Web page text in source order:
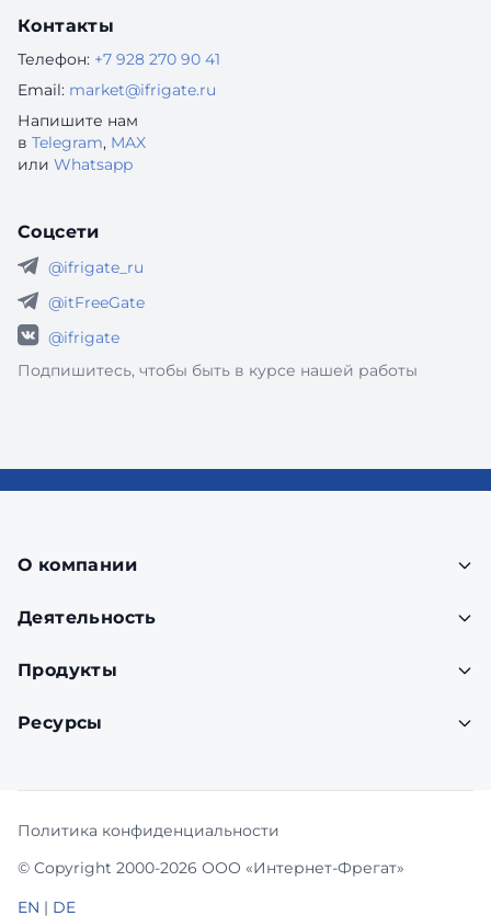
Контакты
Телефон: +7 928 270 90 41
Email: market@ifrigate.ru
Напишите нам
в Telegram, MAX
или Whatsapp
Соцсети
@ifrigate_ru
@itFreeGate
@ifrigate
Подпишитесь, чтобы быть в курсе нашей работы
О компании
Деятельность
Продукты
Ресурсы
© Copyright 2000-2026 ООО «Интернет-Фрегат»
EN | DE
Политика конфиденциальности